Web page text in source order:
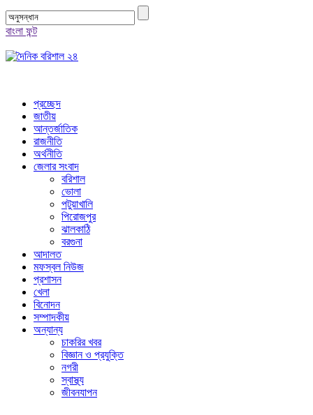
বাংলা ফন্ট
প্রচ্ছেদ
জাতীয়
আন্তর্জাতিক
রাজনীতি
অর্থনীতি
জেলার সংবাদ
বরিশাল
ভোলা
পটুয়াখালি
পিরোজপুর
ঝালকাঠি
বরগুনা
আদালত
মফস্বল নিউজ
প্রশাসন
খেলা
বিনোদন
সম্পাদকীয়
অন্যান্য
চাকরির খবর
বিজ্ঞান ও প্রযুক্তি
নগরী
স্বাস্থ্য
জীবনযাপন